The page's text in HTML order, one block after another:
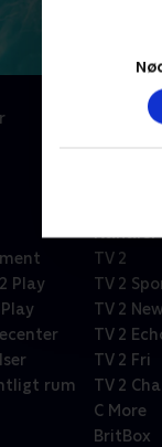
Play
rum
Kanaler
TV 2
TV 2
TV 2
TV 2
TV 2 Fri
TV 2
C More
BritBox